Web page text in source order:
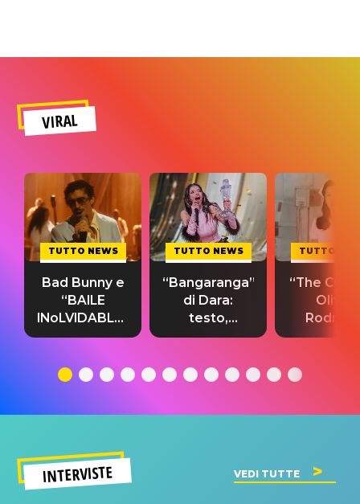
VIRAL
TUTTO NEWS
Bad Bunny e
“BAILE
INoLVIDABLE”:
testo,
significato
TUTTO NEWS
“Bangaranga”
di Dara:
testo,
traduzione e
del singolo
TUTTO
“The
Olivia
testo,
INTERVISTE VEDI TUTTE